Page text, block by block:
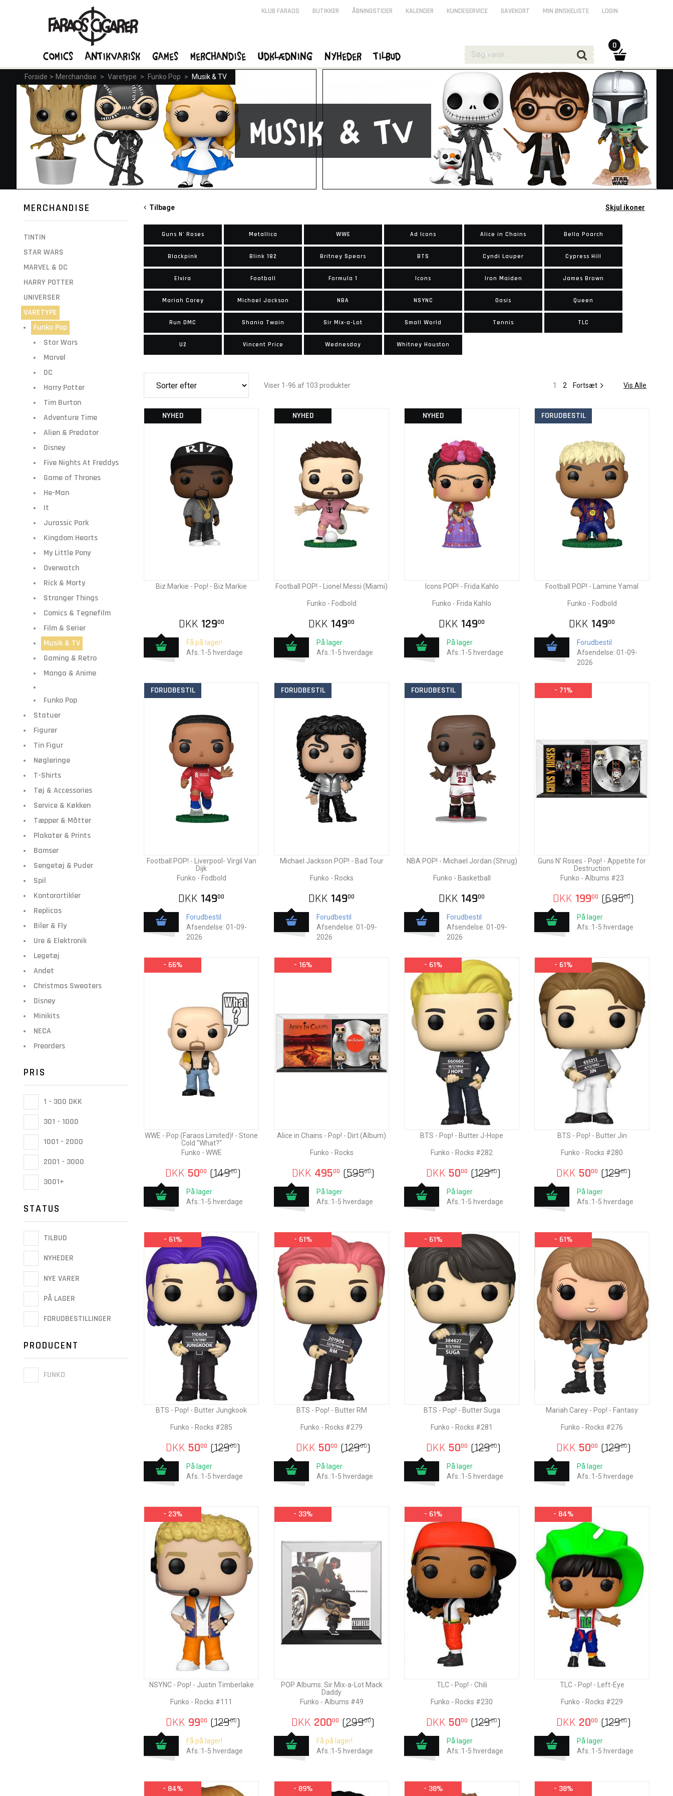
Forside > Merchandise > Varetype > Funko Pop > Musik & TV
Musik & TV
MERCHANDISE
TINTIN
STAR WARS
MARVEL & DC
HARRY POTTER
UNIVERSER
VARETYPE
Funko Pop
Star Wars
Marvel
DC
Harry Potter
Tim Burton
Adventure Time
Alien & Predator
Disney
Five Nights At Freddys
Game of Thrones
He-Man
It
Jurassic Park
Kingdom Hearts
My Little Pony
Overwatch
Rick & Morty
Stranger Things
Comics & Tegnefilm
Film & Serier
Musik & TV
Gaming & Retro
Manga & Anime
Funko Pop
Statuer
Figurer
Tin Figur
Nøgleringe
T-Shirts
Tøj & Accessories
Service & Køkken
Tæpper & Måtter
Plakater & Prints
Bamser
Sengetøj & Puder
Spil
Kontorartikler
Replicas
Biler & Fly
Ure & Elektronik
Legetøj
Andet
Christmas Sweaters
Disney
Minikits
NECA
Preorders
PRIS
1 - 300 DKK
301 - 1000
1001 - 2000
2001 - 3000
3001+
STATUS
TILBUD
NYHEDER
NYE VARER
PÅ LAGER
FORUDBESTILLINGER
PRODUCENT
FUNKO
Skjul ikoner
Tilbage
Guns N' Roses Metallica WWE Ad Icons Alice in Chains Bella Poarch
Blackpink Blink 182 Britney Spears BTS Cyndi Lauper Cypress Hill
Elvira Football Formula 1 Icons Iron Maiden James Brown
Mariah Carey Michael Jackson NBA NSYNC Oasis Queen
Run DMC Shania Twain Sir Mix-a-Lot Small World Tennis TLC
U2 Vincent Price Wednesday Whitney Houston
Viser 1-96 af 103 produkter 1 2 Fortsæt Vis Alle
NYHED
Biz Markie - Pop! - Biz Markie
DKK 12900
Få på lager!
Afs.:1-5 hverdage
NYHED
Football POP! - Lionel Messi (Miami)
Funko - Fodbold
DKK 14900
På lager
Afs.:1-5 hverdage
NYHED
Icons POP! - Frida Kahlo
Funko - Frida Kahlo
DKK 14900
På lager
Afs.:1-5 hverdage
FORUDBESTIL
Football POP! - Lamine Yamal
Funko - Fodbold
DKK 14900
Forudbestil
Afsendelse: 01-09-
2026
FORUDBESTIL
Football POP! - Liverpool- Virgil Van
Dijk
Funko - Fodbold
DKK 14900
Forudbestil
Afsendelse: 01-09-
2026
FORUDBESTIL
Michael Jackson POP! - Bad Tour
Funko - Rocks
DKK 14900
Forudbestil
Afsendelse: 01-09-
2026
FORUDBESTIL
NBA POP! - Michael Jordan (Shrug)
Funko - Basketball
DKK 14900
Forudbestil
Afsendelse: 01-09-
2026
- 71%
Guns N' Roses - Pop! - Appetite for
Destruction
Funko - Albums #23
DKK 19900 (69500)
På lager
Afs.:1-5 hverdage
- 66%
WWE - Pop (Faraos Limited)! - Stone
Cold ''What?''
Funko - WWE
DKK 5000 (14900)
På lager
Afs.:1-5 hverdage
- 16%
Alice in Chains - Pop! - Dirt (Album)
Funko - Rocks
DKK 49500 (59500)
På lager
Afs.:1-5 hverdage
- 61%
BTS - Pop! - Butter J-Hope
Funko - Rocks #282
DKK 5000 (12900)
På lager
Afs.:1-5 hverdage
- 61%
BTS - Pop! - Butter Jin
Funko - Rocks #280
DKK 5000 (12900)
På lager
Afs.:1-5 hverdage
- 61%
BTS - Pop! - Butter Jungkook
Funko - Rocks #285
DKK 5000 (12900)
På lager
Afs.:1-5 hverdage
- 61%
BTS - Pop! - Butter RM
Funko - Rocks #279
DKK 5000 (12900)
På lager
Afs.:1-5 hverdage
- 61%
BTS - Pop! - Butter Suga
Funko - Rocks #281
DKK 5000 (12900)
På lager
Afs.:1-5 hverdage
- 61%
Mariah Carey - Pop! - Fantasy
Funko - Rocks #276
DKK 5000 (12900)
På lager
Afs.:1-5 hverdage
- 23%
NSYNC - Pop! - Justin Timberlake
Funko - Rocks #111
DKK 9900 (12900)
Få på lager!
Afs.:1-5 hverdage
- 33%
POP Albums: Sir Mix-a-Lot Mack
Daddy
Funko - Albums #49
DKK 20000 (29900)
Få på lager!
Afs.:1-5 hverdage
- 61%
TLC - Pop! - Chili
Funko - Rocks #230
DKK 5000 (12900)
På lager
Afs.:1-5 hverdage
- 84%
TLC - Pop! - Left-Eye
Funko - Rocks #229
DKK 2000 (12900)
På lager
Afs.:1-5 hverdage
- 84% - 89% - 38% - 38%
KLUB FARAOS BUTIKKER ÅBNINGSTIDER KALENDER KUNDESERVICE GAVEKORT MIN ØNSKELISTE LOGIN
Comics Antikvarisk Games Merchandise Udklædning Nyheder Tilbud
0